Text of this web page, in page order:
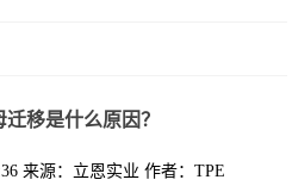
移是什么原因？
来源：立恩实业 作者：TPE